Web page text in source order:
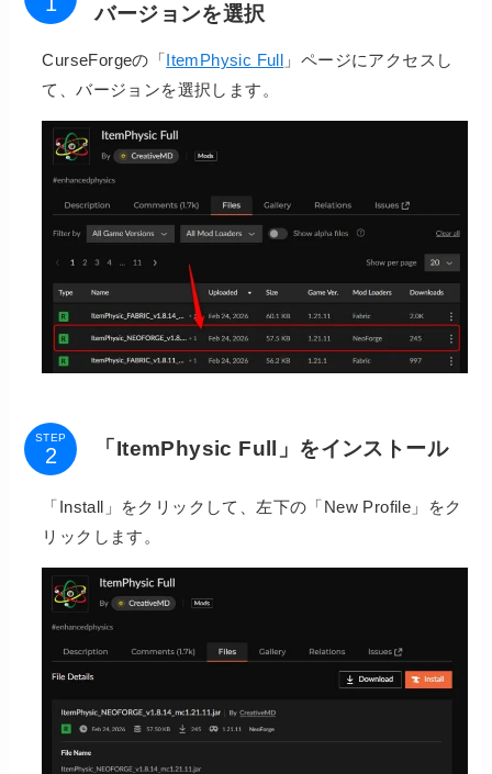
バージョンを選択
CurseForgeの「ItemPhysic Full 」ページにアクセスし
て、バージョンを選択します。
STEP 「ItemPhysic Full」をインストール
「Install」をクリックして、左下の「New Profile」をク
リックします。